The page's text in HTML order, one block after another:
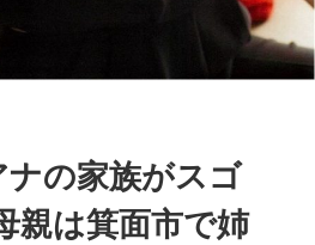
ナの家族がスゴ
親は箕面市で姉